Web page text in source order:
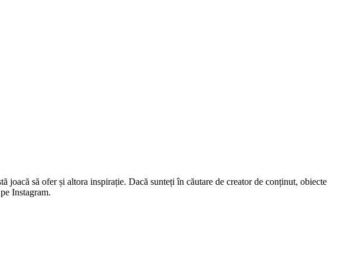
să ofer și altora inspirație. Dacă sunteți în căutare de creator de conținut, obiecte
Instagram.